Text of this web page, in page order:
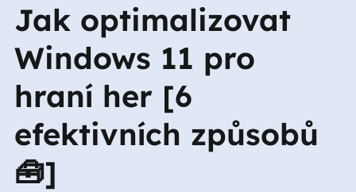
Jak optimalizovat
Windows 11 pro
hraní her [6
efektivních způsobů
🧰]